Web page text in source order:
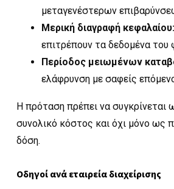
μεταγενέστερων
Μερική διαγραφή κεφαλαίου:
επιτρέπουν τα δεδομένα του
Περίοδος μειωμένων
ελάφρυνση με σαφείς
Η πρόταση πρέπει να συγκρίνεται
συνολικό κόστος και όχι μόνο ως
δόση.
Οδηγοί ανά εταιρεία διαχείρισης